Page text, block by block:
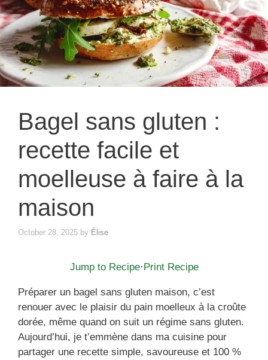
Bagel sans gluten :
recette facile et
moelleuse à faire à la
maison
October 28, 2025 by Élise
Jump to Recipe· Print Recipe
Préparer un bagel sans gluten maison, c’est
renouer avec le plaisir du pain moelleux à la croûte
dorée, même quand on suit un régime sans gluten.
Aujourd’hui, je t’emmène dans ma cuisine pour
partager une recette simple, savoureuse et 100 %